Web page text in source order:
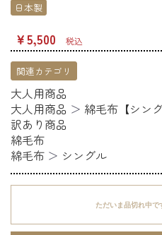
日本製
￥5,500 税込
関連カテゴリ
大人用商品
大人用商品 ＞ 綿毛布【シング
訳あり商品
綿毛布
綿毛布 ＞ シングル
ただいま品切れ中で